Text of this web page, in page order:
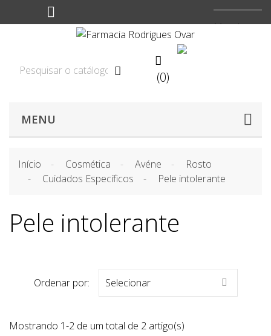
Moeda:


(0)
MENU
Início Cosmética Avéne
Rosto
Cuidados Específicos
Pele intolerante
Pele intolerante
Ordenar por: Selecionar 
Mostrando 1-2 de um total de 2 artigo(s)